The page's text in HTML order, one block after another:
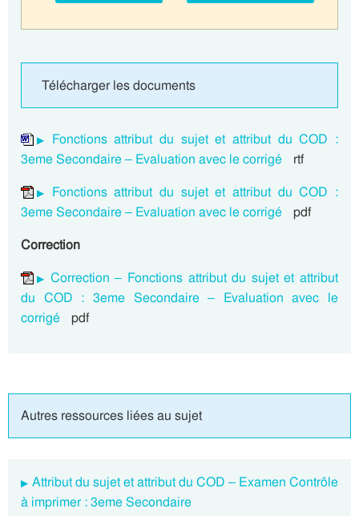
Télécharger les documents
Fonctions attribut du sujet et attribut du COD :
3eme Secondaire – Evaluation avec le corrigé rtf
Fonctions attribut du sujet et attribut du COD :
3eme Secondaire – Evaluation avec le corrigé pdf
Correction
Correction – Fonctions attribut du sujet et attribut
du COD : 3eme Secondaire – Evaluation avec le
corrigé pdf
Autres ressources liées au sujet
Attribut du sujet et attribut du COD – Examen Contrôle
à imprimer : 3eme Secondaire